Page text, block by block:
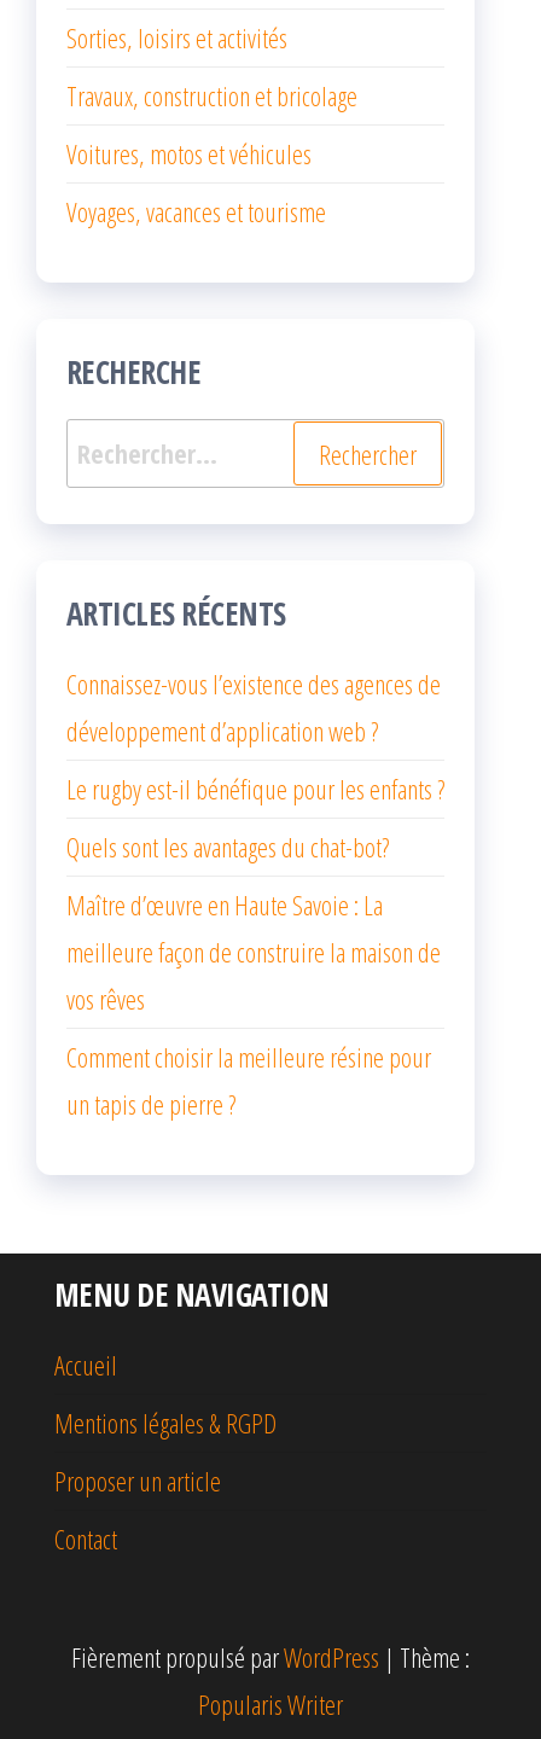
Sorties, loisirs et activités
Travaux, construction et bricolage
Voitures, motos et véhicules
Voyages, vacances et tourisme
RECHERCHE
Rechercher :
ARTICLES RÉCENTS
Connaissez-vous l’existence des agences de
développement d’application web ?
Le rugby est-il bénéfique pour les enfants ?
Quels sont les avantages du chat-bot?
Maître d’œuvre en Haute Savoie : La
meilleure façon de construire la maison de
vos rêves
Comment choisir la meilleure résine pour
un tapis de pierre ?
MENU DE NAVIGATION
Accueil
Mentions légales & RGPD
Proposer un article
Contact
Fièrement propulsé parWordPress | Thème :
Popularis Writer